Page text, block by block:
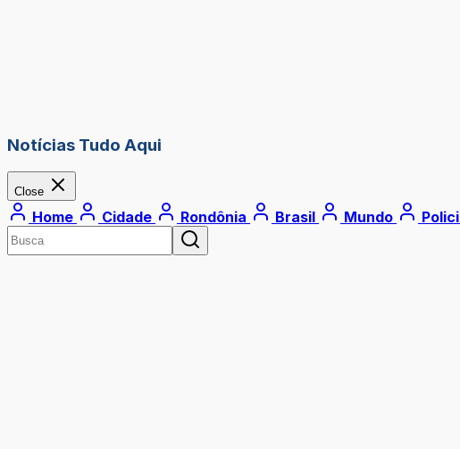
Notícias Tudo Aqui
Close
Home Cidade Rondônia Brasil Mundo